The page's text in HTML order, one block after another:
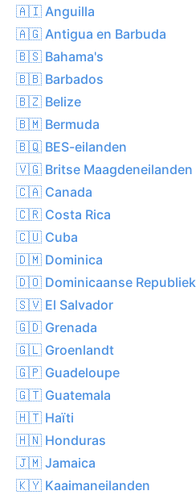
🇦🇮 Anguilla
🇦🇬 Antigua en Barbuda
🇧🇸 Bahama's
🇧🇧 Barbados
🇧🇿 Belize
🇧🇲 Bermuda
🇧🇶 BES-eilanden
🇻🇬 Britse Maagdeneilanden
🇨🇦 Canada
🇨🇷 Costa Rica
🇨🇺 Cuba
🇩🇲 Dominica
🇩🇴 Dominicaanse Republiek
🇸🇻 El Salvador
🇬🇩 Grenada
🇬🇱 Groenlandt
🇬🇵 Guadeloupe
🇬🇹 Guatemala
🇭🇹 Haïti
🇭🇳 Honduras
🇯🇲 Jamaica
🇰🇾 Kaaimaneilanden